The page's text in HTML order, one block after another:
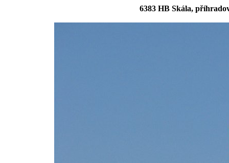
6383 HB Skála,